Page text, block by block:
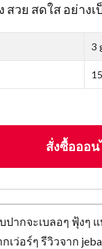
สวย สดใส อย่าง
3
สั่งซื้อออ
ากจะเบลอๆ ฟุ้งๆ แ
เว่อร์ๆ รีวิวจาก